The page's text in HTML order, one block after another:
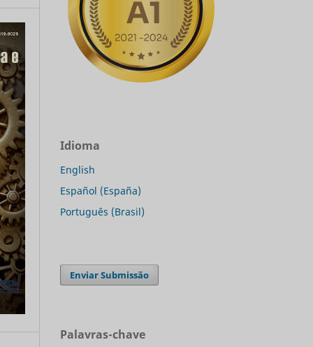
Idioma
English
Español (España)
Português (Brasil)
Enviar Submissão
Palavras-chave